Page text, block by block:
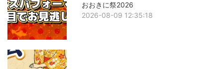
おおきに祭2026
2026-08-09 12:35:18